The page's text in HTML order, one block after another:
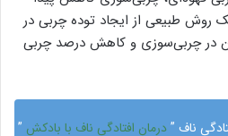
روش طبیعی از ایجاد توده چربی در
در چربی‌سوزی و کاهش درصد چربی
ناف ”درمان افتادگی ناف با بادکش ”